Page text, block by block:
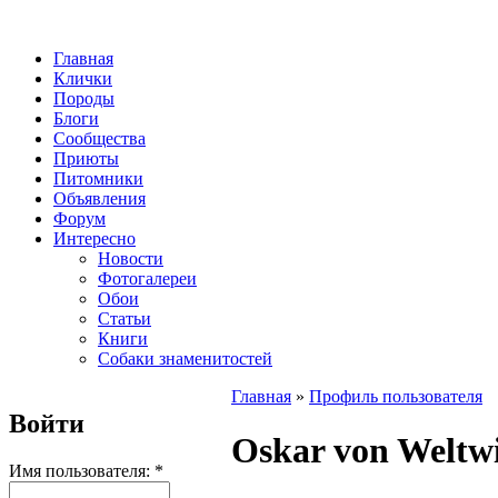
Главная
Клички
Породы
Блоги
Сообщества
Приюты
Питомники
Объявления
Форум
Интересно
Новости
Фотогалереи
Обои
Статьи
Книги
Собаки знаменитостей
Войти
Имя пользователя: *
Главная » Профиль пользователя
Oskar von